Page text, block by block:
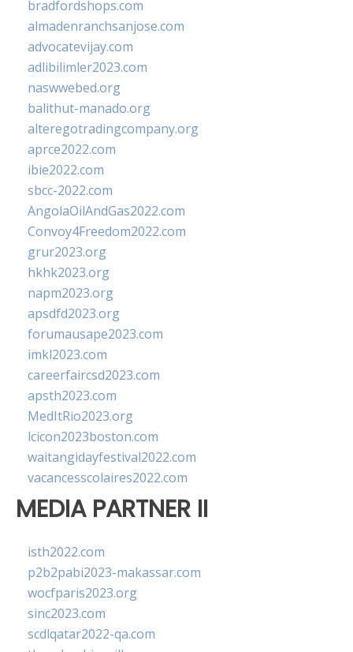
bradfordshops.com
almadenranchsanjose.com
advocatevijay.com
adlibilimler2023.com
naswwebed.org
balithut-manado.org
alteregotradingcompany.org
aprce2022.com
ibie2022.com
sbcc-2022.com
AngolaOilAndGas2022.com
Convoy4Freedom2022.com
grur2023.org
hkhk2023.org
napm2023.org
apsdfd2023.org
forumausape2023.com
imkl2023.com
careerfaircsd2023.com
apsth2023.com
MedItRio2023.org
lcicon2023boston.com
waitangidayfestival2022.com
vacancesscolaires2022.com
MEDIA PARTNER II
isth2022.com
p2b2pabi2023-makassar.com
wocfparis2023.org
sinc2023.com
scdlqatar2022-qa.com